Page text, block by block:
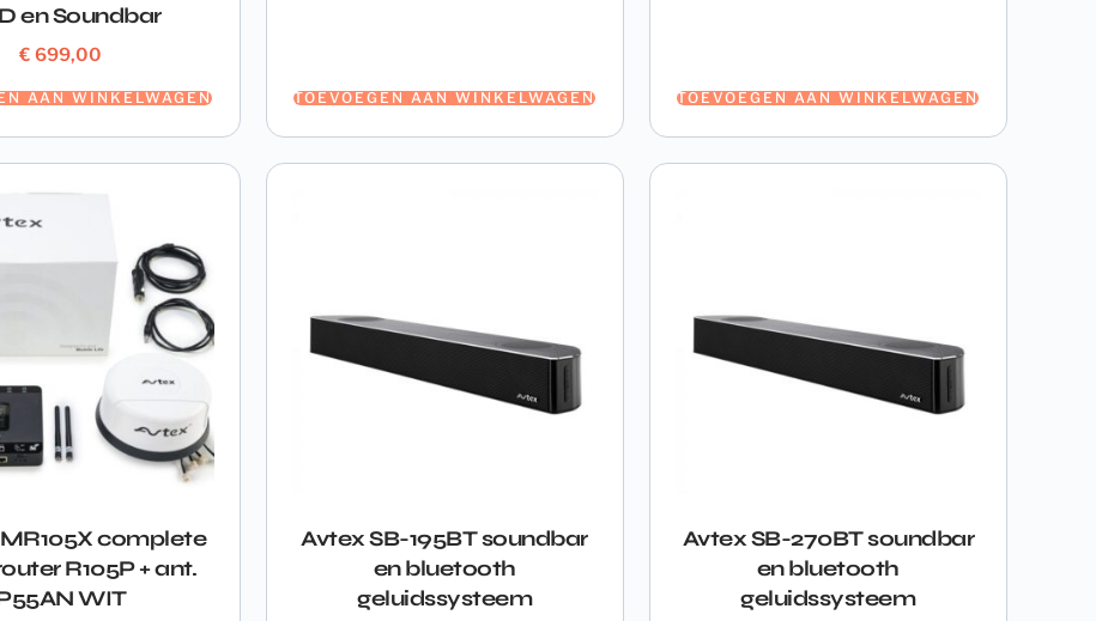
en Soundbar
€ 699,00
AAN WINKELWAGEN TOEVOEGEN AAN WINKELWAGEN TOEVOEGEN AAN WINKELWAGEN
complete
R105P + ant.
WIT
Avtex SB-195BT soundbar
en bluetooth
geluidssysteem
Avtex SB-270BT soundbar
en bluetooth
geluidssysteem